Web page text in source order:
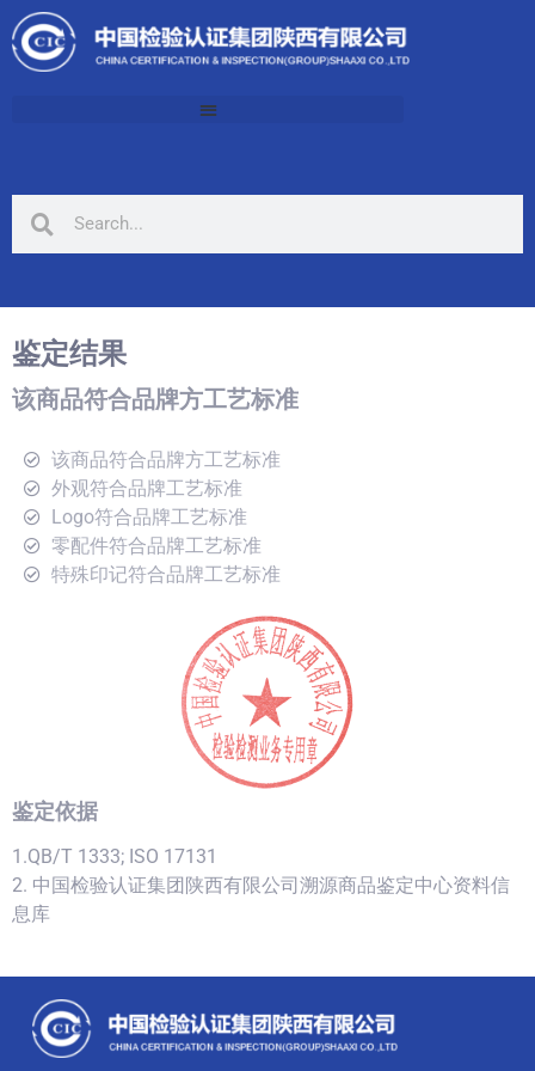
鉴定结果
该商品符合品牌方工艺标准
该商品符合品牌方工艺标准
外观符合品牌工艺标准
Logo符合品牌工艺标准
零配件符合品牌工艺标准
特殊印记符合品牌工艺标准
鉴定依据
1.QB/T 1333; ISO 17131
2. 中国检验认证集团陕西有限公司溯源商品鉴定中心资料信
息库